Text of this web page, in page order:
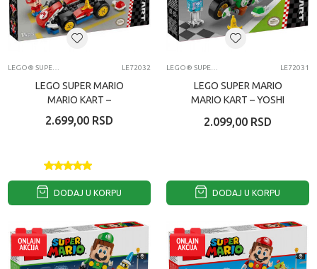
LE72032
LEGO SUPER MARIO
MARIO KART –
STANDARD KART
2.699,00 RSD
DODAJ U KORPU
LE72031
LEGO SUPER MARIO
MARIO KART – YOSHI
2.099,00 RSD
DODAJ U KORPU